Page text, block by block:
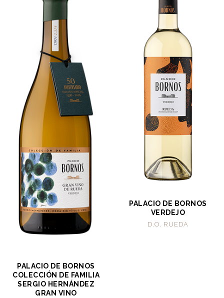
PALACIO DE BORNOS
COLECCIÓN DE FAMILIA
SERGIO HERNÁNDEZ
GRAN VINO
PALACIO DE BORNOS
VERDEJO
D.O. RUEDA